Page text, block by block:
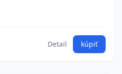
Detail kúpiť